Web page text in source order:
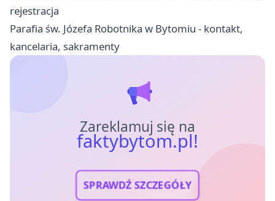
rejestracja
Parafia św. Józefa Robotnika w Bytomiu - kontakt,
kancelaria, sakramenty
Zareklamuj się na
faktybytom.pl!
SPRAWDŹ SZCZEGÓŁY